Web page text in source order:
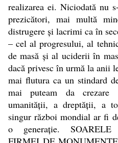
realizarea ei. Niciodată nu
prezicători, mai multă
distrugere şi lacrimi ca în
– cel al progresului, al
de masă şi al uciderii în
dacă privesc în urmă la anii
mai flutura ca un stindard
mai puteam da crezare
umanităţii, a dreptăţii, a
singur război mondial ar fi
o generaţie.